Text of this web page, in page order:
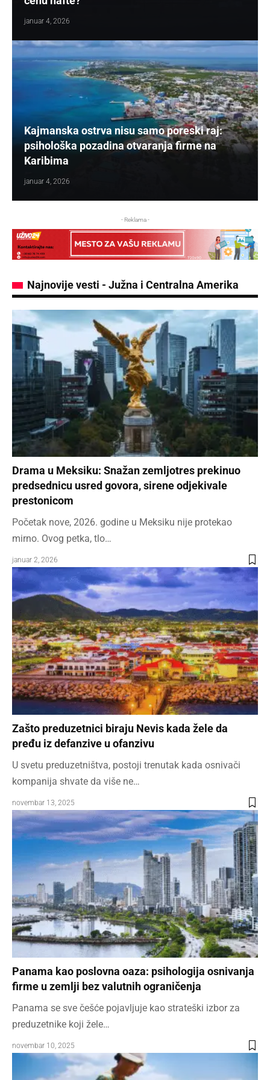
januar 4, 2026
Kajmanska ostrva nisu samo poreski raj:
psihološka pozadina otvaranja firme na
Karibima
januar 4, 2026
- Reklama -
Najnovije vesti - Južna i Centralna Amerika
Drama u Meksiku: Snažan zemljotres prekinuo
predsednicu usred govora, sirene odjekivale
prestonicom
Početak nove, 2026. godine u Meksiku nije protekao
mirno. Ovog petka, tlo…
januar 2, 2026
Zašto preduzetnici biraju Nevis kada žele da
pređu iz defanzive u ofanzivu
U svetu preduzetništva, postoji trenutak kada osnivači
kompanija shvate da više ne…
novembar 13, 2025
Panama kao poslovna oaza: psihologija osnivanja
firme u zemlji bez valutnih ograničenja
Panama se sve češće pojavljuje kao strateški izbor za
preduzetnike koji žele…
novembar 10, 2025